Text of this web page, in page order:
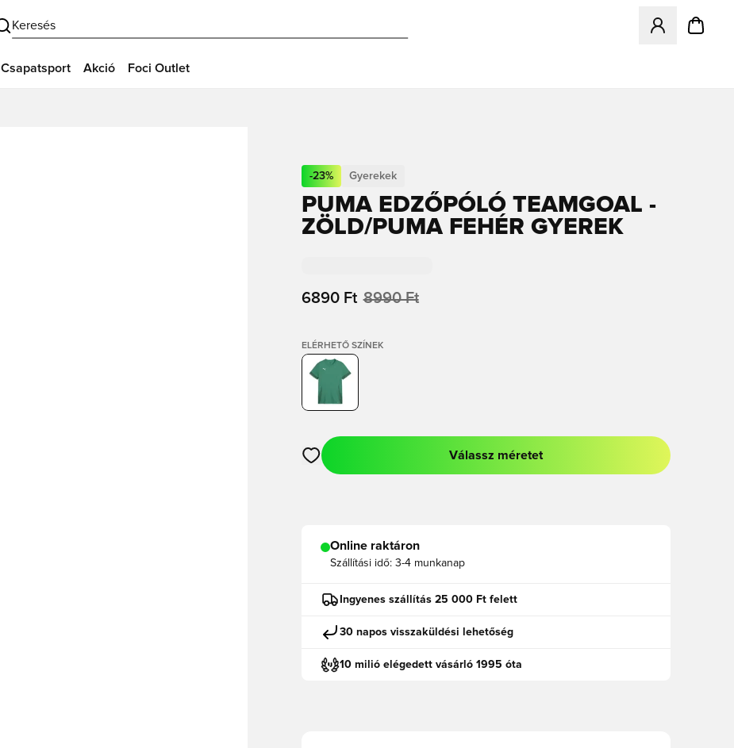
Keresés
Megnyit egy
Csapatsport Akció Foci Outlet
-23% Gyerekek
PUMA EDZŐPÓLÓ TEAMGOAL -
ZÖLD/PUMA FEHÉR GYEREK
6890 Ft 8990 Ft
ELÉRHETŐ SZÍNEK
Megnyit egy modált a bejelentkezéshez vagy a tagként való regisztrációhoz
Válassz méretet
Online raktáron
Szállítási idő: 3-4 munkanap
Ingyenes szállítás 25 000 Ft felett
30 napos visszaküldési lehetőség
10 milió elégedett vásárló 1995 óta